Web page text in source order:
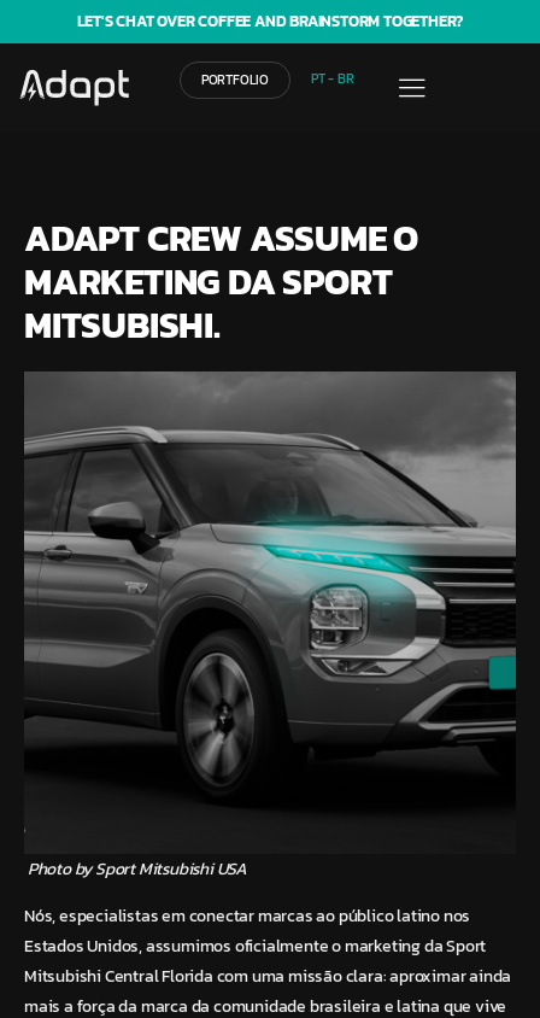
LET'S CHAT OVER COFFEE AND BRAINSTORM TOGETHER?
PORTFOLIO PT - BR
ADAPT CREW ASSUME O
MARKETING DA SPORT
MITSUBISHI.
Photo by Sport Mitsubishi USA
Nós, especialistas em conectar marcas ao público latino nos
Estados Unidos, assumimos oficialmente o marketing da Sport
Mitsubishi Central Florida com uma missão clara: aproximar ainda
mais a força da marca da comunidade brasileira e latina que vive